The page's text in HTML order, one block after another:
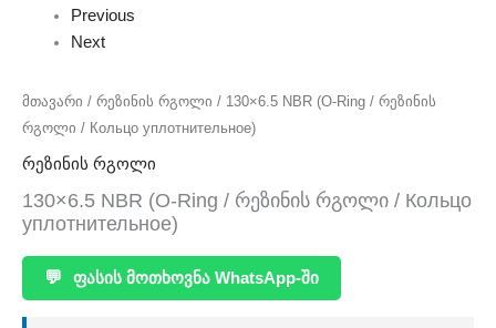
Previous
Next
მთავარი / რეზინის რგოლი / 130×6.5 NBR (O-Ring / რეზინის
რგოლი / Кольцо уплотнительное)
რეზინის რგოლი
130×6.5 NBR (O-Ring / რეზინის რგოლი / Кольцо
уплотнительное)
💬 ფასის მოთხოვნა WhatsApp-ში